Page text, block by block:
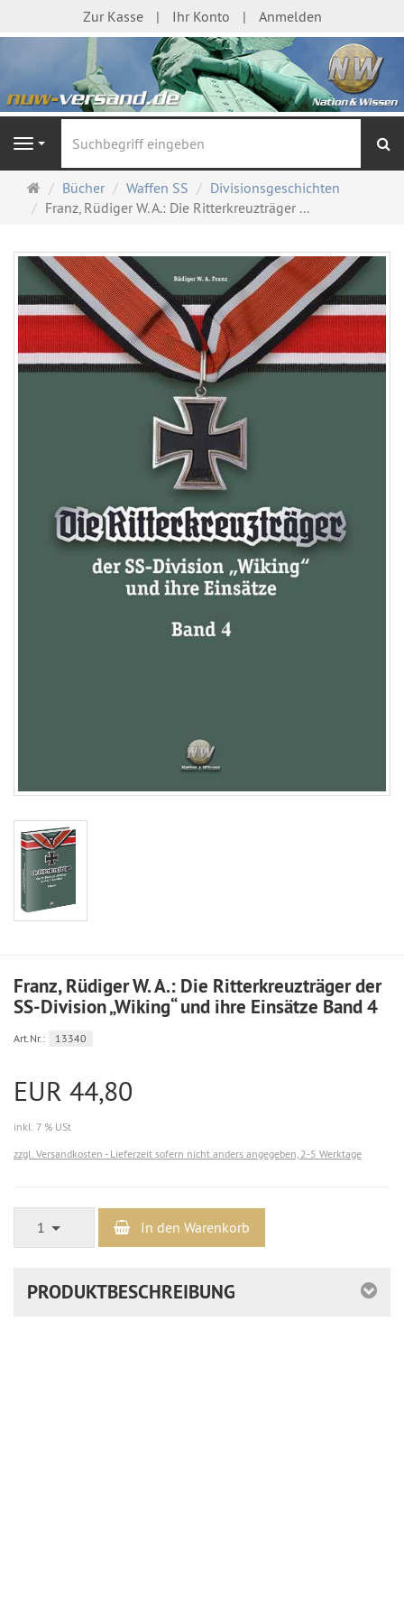
Zur Kasse Ihr Konto Anmelden
Navigation
Startseite
Bücher Waffen SS
Divisionsgeschichten
Franz, Rüdiger W. A.: Die Ritterkreuzträger ...
Franz, Rüdiger W. A.: Die Ritterkreuzträger der
SS-Division „Wiking“ und ihre Einsätze Band 4
Art.Nr.: 13340
EUR 44,80
inkl. 7 % USt
zzgl. Versandkosten - Lieferzeit sofern nicht anders angegeben, 2-5 Werktage
1 In den Warenkorb
PRODUKTBESCHREIBUNG